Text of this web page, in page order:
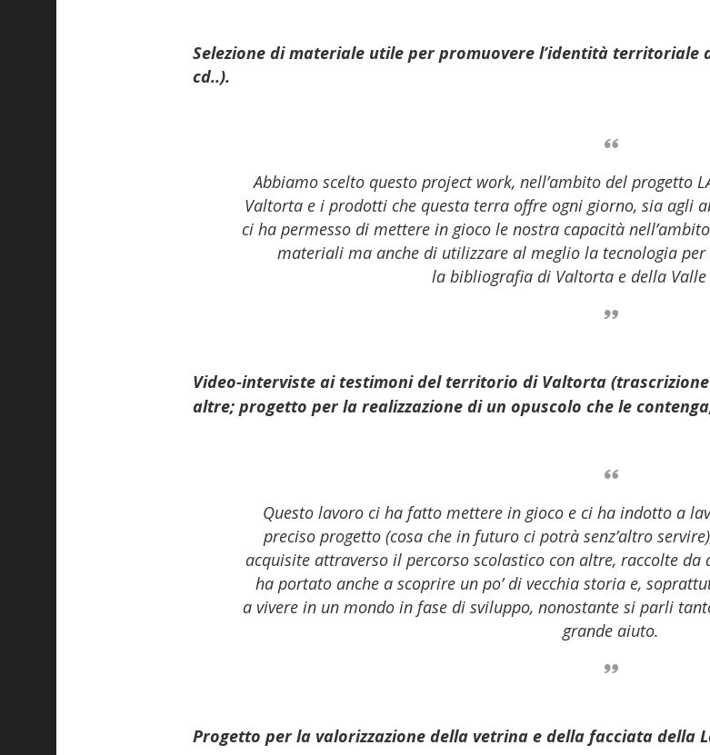
Selezione di materiale utile per promuovere l’identità
cd..).
Abbiamo scelto questo project work, nell’ambito del progetto
Valtorta e i prodotti che questa terra offre ogni giorno, sia agli
ci ha permesso di mettere in gioco le nostra capacità
materiali ma anche di utilizzare al meglio la tecnologia per
la bibliografia di Valtorta e della Valle
Video-interviste ai testimoni del territorio di Valtorta
altre; progetto per la realizzazione di un opuscolo che le
Questo lavoro ci ha fatto mettere in gioco e ci ha indotto a
preciso progetto (cosa che in futuro ci potrà senz’altro
acquisite attraverso il percorso scolastico con altre, raccolte
ha portato anche a scoprire un po’ di vecchia storia e,
a vivere in un mondo in fase di sviluppo, nonostante si parli
grande aiuto.
Progetto per la valorizzazione della vetrina e della facciata della